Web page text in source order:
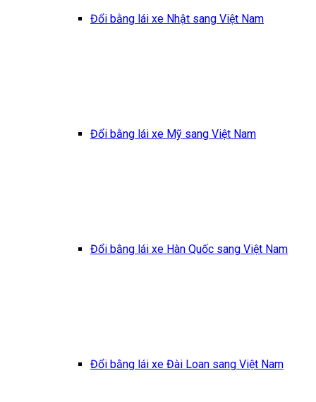
Đổi bằng lái xe Nhật sang Việt Nam
Đổi bằng lái xe Mỹ sang Việt Nam
Đổi bằng lái xe Hàn Quốc sang Việt Nam
Đổi bằng lái xe Đài Loan sang Việt Nam